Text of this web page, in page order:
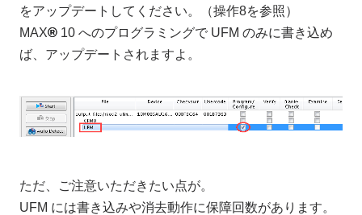
をアップデートしてください。（操作8を参照）
MAX®10 へのプログラミングで UFM のみに書き込め
ば、アップデートされますよ。
ただ、ご注意いただきたい点が。
UFM には書き込みや消去動作に保障回数があります。